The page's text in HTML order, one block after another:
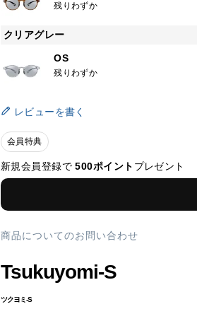
残りわずか
クリアグレー
OS
残りわずか
レビューを書く
会員特典
新規会員登録で500ポイント プレゼント
商品についてのお問い合わせ
Tsukuyomi-S
ツクヨミ-S